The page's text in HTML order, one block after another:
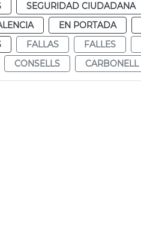
SEGURIDAD CIUDADANA
EN PORTADA
FALLAS FALLES
CONSELLS CARBONELL